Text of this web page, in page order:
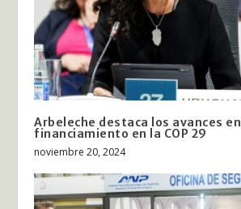
Arbeleche destaca los avances en
financiamiento en la COP 29
noviembre 20, 2024